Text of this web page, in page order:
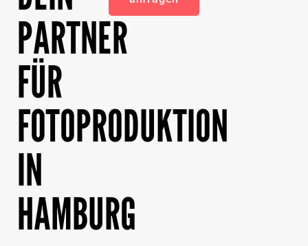
PARTNER
FÜR
FOTOPRODUKTION
IN
HAMBURG